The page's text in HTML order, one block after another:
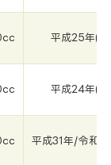
平成25年
平成24年
平成31年/令和1